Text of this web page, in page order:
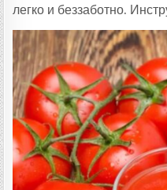
легко и беззаботно.